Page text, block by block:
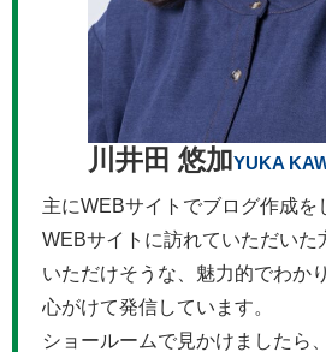
川井田 悠加YUKA
主にWEBサイトでブログ作成を
WEBサイトに訪れていただいた
いただけそうな、魅力的でわか
心がけて発信しています。
ショールームで見かけましたら